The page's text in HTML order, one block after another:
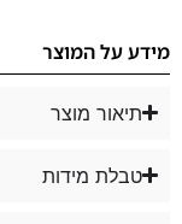
מידע על המוצר
תיאור מוצר
טבלת מידות